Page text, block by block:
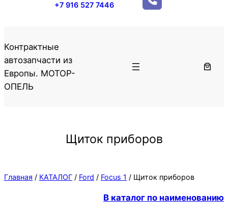
+7 916 527 7446
Контрактные
автозапчасти из
Европы. МОТОР-
ОПЕЛЬ
Щиток приборов
Главная / КАТАЛОГ / Ford / Focus 1 / Щиток приборов
В каталог по наименованию